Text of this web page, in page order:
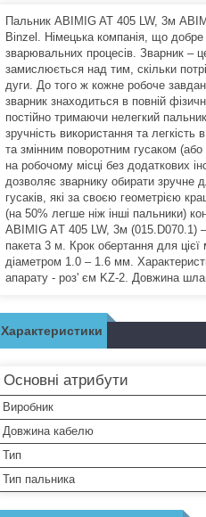
Пальник ABIMIG AT 405 LW, 3м
Binzel. Німецька компанія, що
зварювальних процесів. Зварник –
замислюється над тим, скільки
дуги. До того ж кожне робоче
зварник знаходиться в повній
постійно тримаючи нелегкий
зручність використання та
та змінним поворотним гусаком
на робочому місці без додаткових
дозволяє зварнику обирати зручне
гусаків, які за своєю геометрією
(на 50% легше ніж інші пальники)
ABIMIG AТ 405 LW, 3м (015.D070.1)
пакета 3 м. Крок обертання для
діаметром 1.0 – 1.6 мм.
апарату - роз' єм KZ-2. Довжина
Характеристики
Основні атрибути
Виробник
Довжина кабелю
Тип
Тип пальника